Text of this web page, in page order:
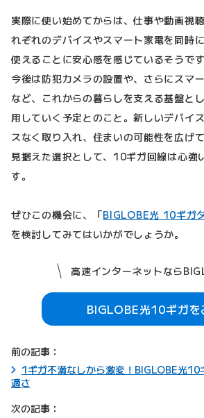
実際に使い始めてからは、仕事や動画視
れぞれのデバイスやスマート家電を同時
使えることに安心感を感じているそうです
今後は防犯カメラの設置や、さらにスマ
など、これからの暮らしを支える基盤と
用していく予定とのこと。新しいデバイ
スなく取り入れ、住まいの可能性を広げ
見据えた選択として、10ギガ回線は心強
す。
ぜひこの機会に、「BIGLOBE光 10ギガ
を検討してみてはいかがでしょうか。
高速インターネットなら
BIGLOBE光10ギガを
前の記事：
1ギガ不満なしから激変！BIGLOBE光10
適さ
次の記事：